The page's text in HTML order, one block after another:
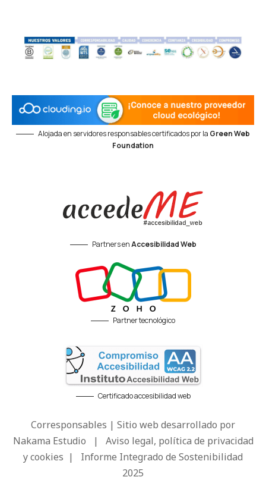
Alojada en servidores responsables certificados por la Green Web
Foundation
Partners enAccesibilidad Web
Partner tecnológico
Certificado accesibilidad web
Corresponsables | Sitio web desarrollado por
Nakama Estudio | Aviso legal, política de privacidad
y cookies | Informe Integrado de Sostenibilidad
2025